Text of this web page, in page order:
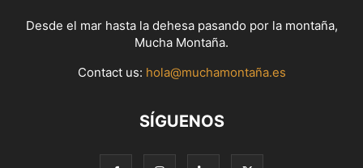
Desde el mar hasta la dehesa pasando por la montaña,
Mucha Montaña.
Contact us: hola@muchamontaña.es
SÍGUENOS